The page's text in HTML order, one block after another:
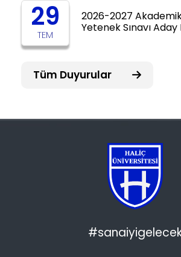
29
TEM
2026-2027 Akademik
Yetenek Sınavı
Tüm Duyurular